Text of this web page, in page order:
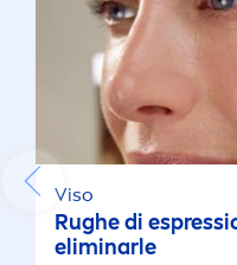
Viso
Rughe di
eliminarle